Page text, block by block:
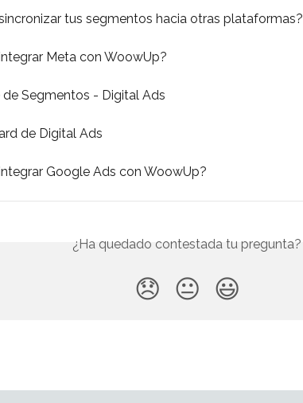
tus segmentos hacia otras plataformas?
Meta con WoowUp?
de Segmentos - Digital Ads
de Digital Ads
Google Ads con WoowUp?
¿Ha quedado contestada tu pregunta?
😞 😐 😃